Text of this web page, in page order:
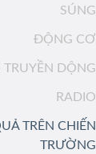
SÚNG
ĐỘNG CƠ
TRUYỀN DỘNG
RADIO
TRÊN CHIẾN
TRƯỜNG